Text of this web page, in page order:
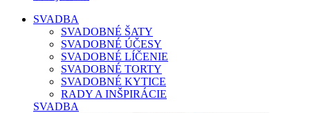
SVADBA
SVADOBNÉ ŠATY
SVADOBNÉ ÚČESY
SVADOBNÉ LÍČENIE
SVADOBNÉ TORTY
SVADOBNÉ KYTICE
RADY A INŠPIRÁCIE
SVADBA